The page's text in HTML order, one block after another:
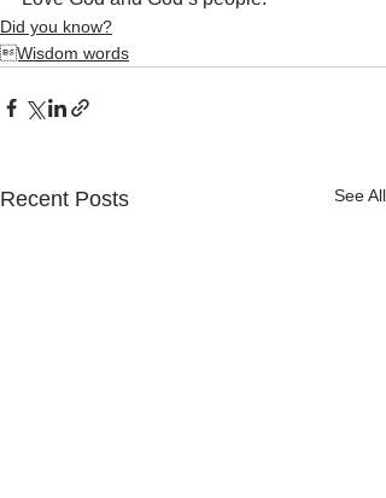
Did you know?
Wisdom words
Recent Posts See All